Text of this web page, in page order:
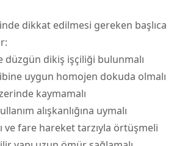
dikkat edilmesi gereken başlıca
düzgün dikiş işçiliği bulunmalı
uygun homojen dokuda olmalı
kaymamalı
alışkanlığına uymalı
ve fare hareket tarzıyla örtüşmeli